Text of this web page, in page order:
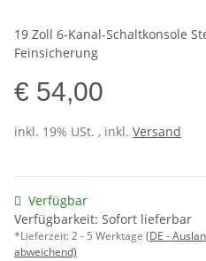
19 Zoll 6-Kanal-Schaltkonsole
Feinsicherung
€ 54,00
inkl. 19% USt. , inkl. Versand
Verfügbar
Verfügbarkeit: Sofort lieferbar
*Lieferzeit:2 - 5 Werktage (DE -
abweichend)